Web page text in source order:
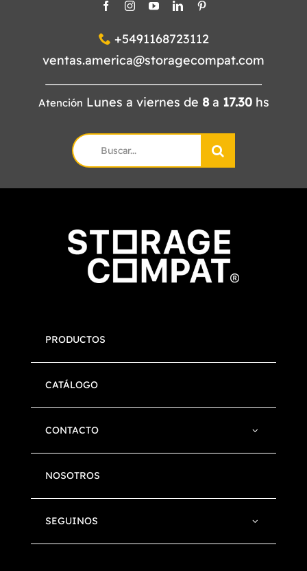
+5491168723112
ventas.america@storagecompat.com
Atención Lunes a viernes de 8a 17.30hs
Search
for:
PRODUCTOS
CATÁLOGO
CONTACTO
NOSOTROS
SEGUINOS